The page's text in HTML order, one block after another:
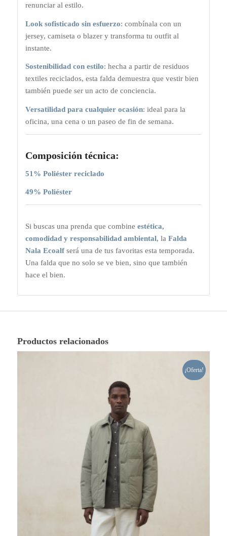
renunciar al estilo.
Look sofisticado sin esfuerzo: combínala con un
jersey, camiseta o blazer y transforma tu outfit al
instante.
Sostenibilidad con estilo: hecha a partir de residuos
textiles reciclados, esta falda demuestra que vestir bien
también puede ser un acto de conciencia.
Versatilidad para cualquier ocasión: ideal para la
oficina, una cena o un paseo de fin de semana.
Composición técnica:
51% Poliéster reciclado
49% Poliéster
Si buscas una prenda que combine estética,
comodidad y responsabilidad ambiental, la Falda
Nala Ecoalfserá una de tus favoritas esta temporada.
Una falda que no solo se ve bien, sino que también
hace el bien.
Productos relacionados
¡Oferta!